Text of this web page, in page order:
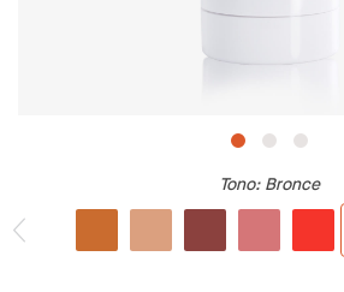
Tono: Bronce